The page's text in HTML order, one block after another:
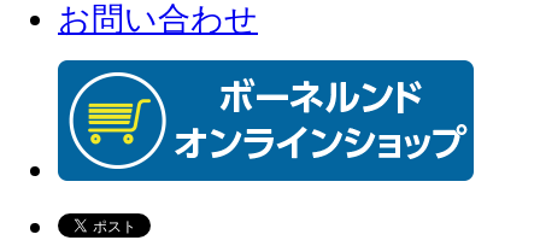
お問い合わせ